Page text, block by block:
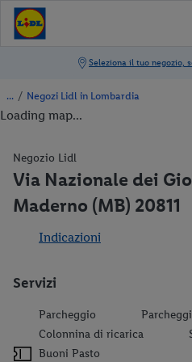
/ Negozi Lidl in Lombardia
Loading map...
Negozio Lidl
Via Nazionale dei
Maderno (MB) 20811
Indicazioni
Servizi
Parcheggio
Colonnina di ricarica
Buoni Pasto